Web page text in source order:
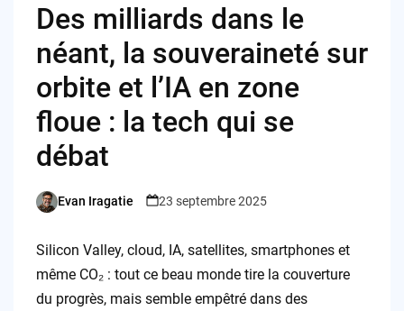
Des milliards dans le
néant, la souveraineté sur
orbite et l’IA en zone
floue : la tech qui se
débat
Posted
Evan Iragatie 23 septembre 2025
Silicon Valley, cloud, IA, satellites, smartphones et
même CO₂ : tout ce beau monde tire la couverture
du progrès, mais semble empêtré dans des